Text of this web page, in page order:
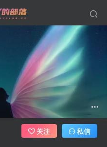
关注 私信